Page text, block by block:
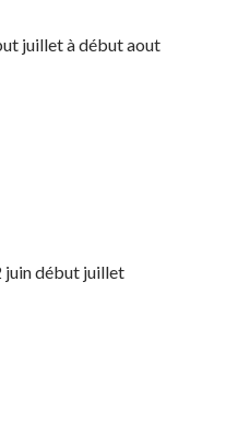
juillet à début aout
juin début juillet